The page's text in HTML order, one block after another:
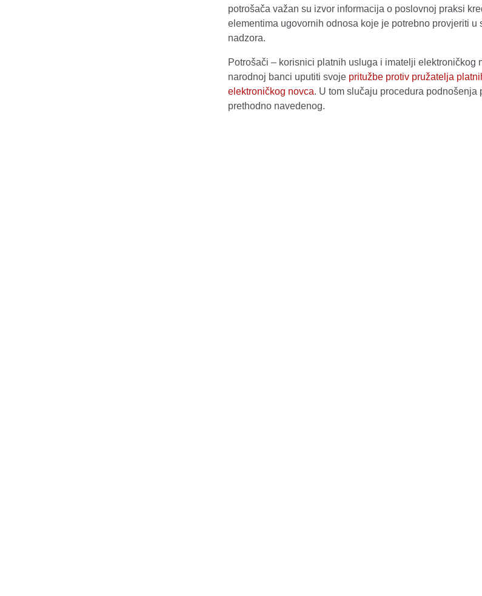
potrošača važan su izvor informacija o poslovnoj praksi
elementima ugovornih odnosa koje je potrebno provjeriti u
nadzora.
Potrošači – korisnici platnih usluga i imatelji elektroničkog
narodnoj banci uputiti svoje pritužbe protiv pružatelja
elektroničkog novca. U tom slučaju procedura podnošenja
prethodno navedenog.